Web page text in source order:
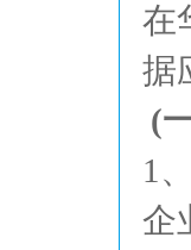
在
据
(
1
企